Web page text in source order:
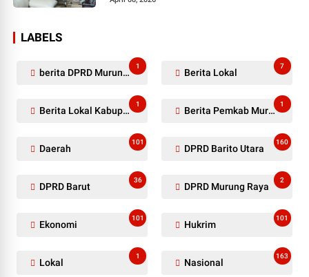
LABELS
berita DPRD Murung Raya
1
Berita Lokal
7
Berita Lokal Kabupaten Barito Utara
1
Berita Pemkab Murung Raya
1
Daerah
101
DPRD Barito Utara
160
DPRD Barut
36
DPRD Murung Raya
2
Ekonomi
101
Hukrim
101
Lokal
1
Nasional
163